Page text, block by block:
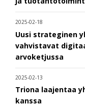
2025-02-18
Uusi strateginen
vahvistavat
arvoketjussa
2025-02-13
Triona laajentaa
kanssa